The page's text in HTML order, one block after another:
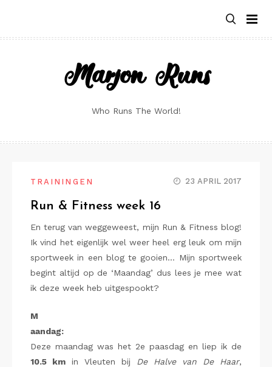
content
Marjon Runs
Who Runs The World!
TRAININGEN 23 APRIL 2017
Run & Fitness week 16
En terug van weggeweest, mijn Run & Fitness blog!
Ik vind het eigenlijk wel weer heel erg leuk om mijn
sportweek in een blog te gooien… Mijn sportweek
begint altijd op de ‘Maandag’ dus lees je mee wat
ik deze week heb uitgespookt?
M
aandag:
Deze maandag was het 2e paasdag en liep ik de
10.5 km in Vleuten bij De Halve van De Haar,